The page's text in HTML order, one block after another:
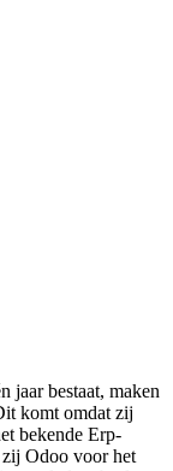
jaar bestaat, maken
komt omdat zij
bekende Erp-
Odoo voor het